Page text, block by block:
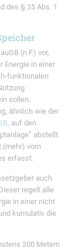
des § 35 Abs. 1
(n.F.) vor,
Energie in einer
funktionalen
sollen.
ähnlich wie der
, auf den
abstellt.
(mehr) vom
erfasst.
auch
regelt alle
in einer nicht
kumulativ die
200 Metern